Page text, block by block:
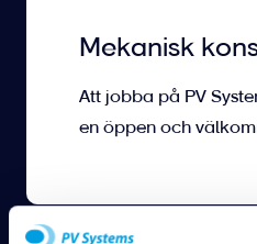
Mekanisk
Att jobba på PV
en öppen och